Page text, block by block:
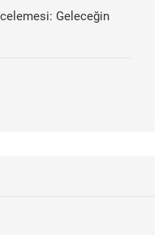
Geleceğin